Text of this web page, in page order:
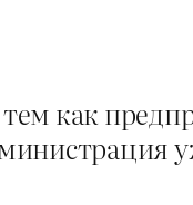
как